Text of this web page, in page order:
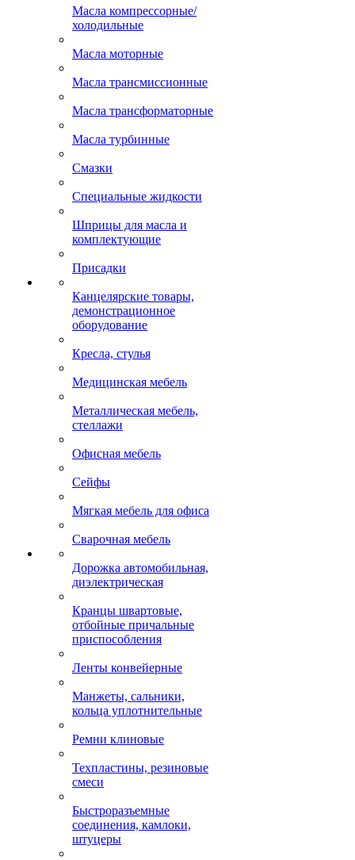
Масла компрессорные/
холодильные
Масла моторные
Масла трансмиссионные
Масла трансформаторные
Масла турбинные
Смазки
Специальные жидкости
Шприцы для масла и
комплектующие
Присадки
Канцелярские товары,
демонстрационное
оборудование
Кресла, стулья
Медицинская мебель
Металлическая мебель,
стеллажи
Офисная мебель
Сейфы
Мягкая мебель для офиса
Сварочная мебель
Дорожка автомобильная,
диэлектрическая
Кранцы швартовые,
отбойные причальные
приспособления
Ленты конвейерные
Манжеты, сальники,
кольца уплотнительные
Ремни клиновые
Техпластины, резиновые
смеси
Быстроразъемные
соединения, камлоки,
штуцеры